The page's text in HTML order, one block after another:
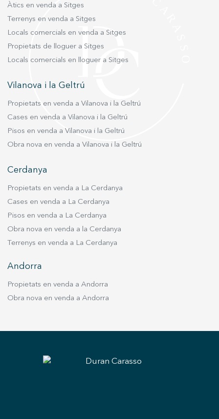
Àtics en venda a Sitges
Terrenys en venda a Sitges
Locals comercials en venda a Sitges
Propietats de lloguer a Sitges
Locals comercials en lloguer a Sitges
Vilanova i la Geltrú
Propietats en venda a Vilanova i la Geltrú
Cases en venda a Vilanova i la Geltrú
Pisos en venda a Vilanova i la Geltrú
Obra nova en venda a Vilanova i la Geltrú
Cerdanya
Propietats en venda a La Cerdanya
Cases en venda a La Cerdanya
Pisos en venda a La Cerdanya
Obra nova en venda a la Cerdanya
Terrenys en venda a La Cerdanya
Andorra
Propietats en venda a Andorra
Obra nova en venda a Andorra